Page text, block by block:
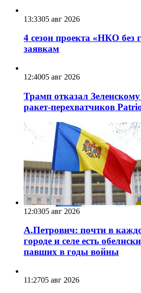
13:3305 авг 2026
4 сезон проекта «НКО без
заявкам
12:4005 авг 2026
Трамп отказал
ракет-перехватчиков
12:0305 авг 2026
А.Петрович: почти в
городе и селе есть
павших в годы войны
11:2705 авг 2026